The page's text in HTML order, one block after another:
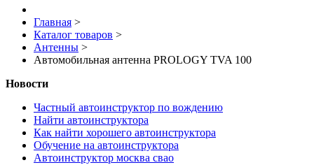
Главная >
Каталог товаров >
Антенны >
Автомобильная антенна PROLOGY TVA 100
Новости
Частный автоинструктор по вождению
Найти автоинструктора
Как найти хорошего автоинструктора
Обучение на автоинструктора
Автоинструктор москва свао